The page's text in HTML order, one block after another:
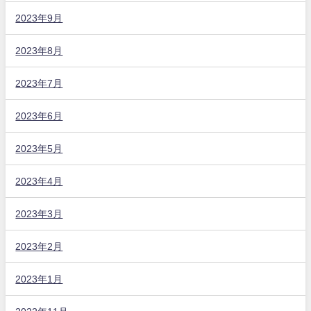
2023年9月
2023年8月
2023年7月
2023年6月
2023年5月
2023年4月
2023年3月
2023年2月
2023年1月